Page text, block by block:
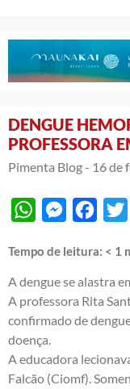
DENGUE
PROFESSORA
Pimenta Blog - 16 de
WhatsAppMessenger
Tempo de leitura: < 1
A dengue se alastra
A professora Rita
confirmado de
doença.
A educadora
Falcão (Ciomf).